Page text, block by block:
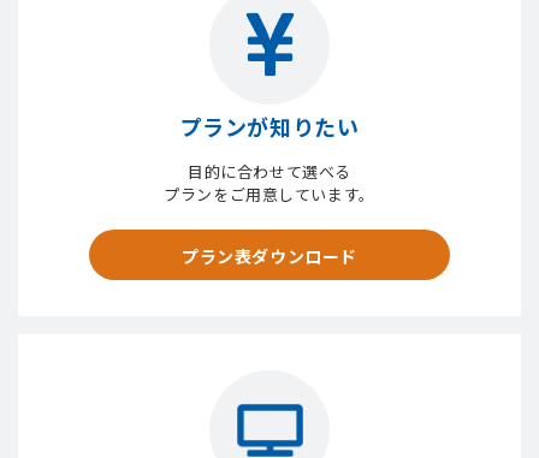
プランが知りたい
目的に合わせて選べる
プランをご用意しています。
プラン表ダウンロード